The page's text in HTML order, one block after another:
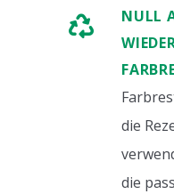
NULL
die
die